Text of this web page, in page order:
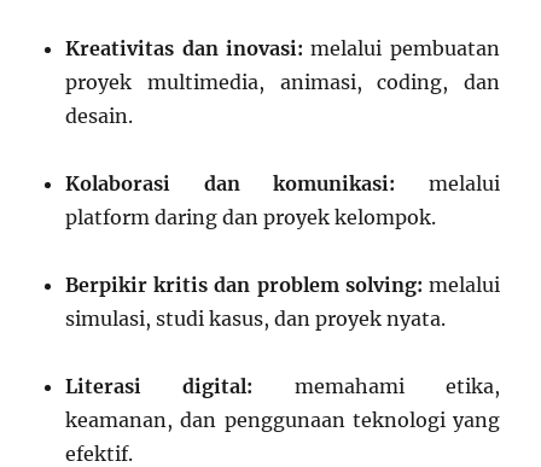
Kreativitas dan inovasi: melalui pembuatan
proyek multimedia, animasi, coding, dan
desain.
Kolaborasi dan komunikasi: melalui
platform daring dan proyek kelompok.
Berpikir kritis dan problem solving: melalui
simulasi, studi kasus, dan proyek nyata.
Literasi digital: memahami etika,
keamanan, dan penggunaan teknologi yang
efektif.